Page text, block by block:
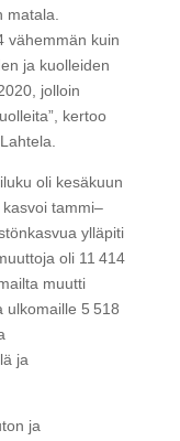
matala.
vähemmän kuin
ja kuolleiden
jolloin
kertoo
oli kesäkuun
tammi–
ylläpiti
oli 11 414
muutti
ulkomaille 5 518
ja
ja